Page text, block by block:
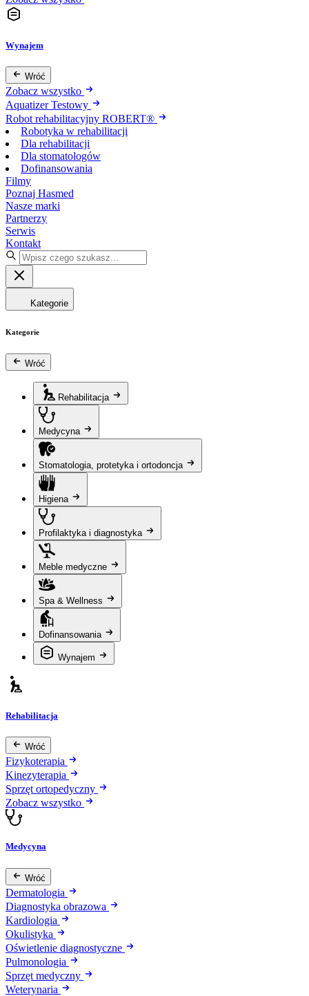
Wynajem
Wróć
Zobacz wszystko
Aquatizer Testowy
Robot rehabilitacyjny ROBERT®
Robotyka w rehabilitacji
Dla rehabilitacji
Dla stomatologów
Dofinansowania
Filmy
Poznaj Hasmed
Nasze marki
Partnerzy
Serwis
Kontakt
Kategorie
Kategorie
Wróć
Rehabilitacja
Medycyna
Stomatologia, protetyka i ortodoncja
Higiena
Profilaktyka i diagnostyka
Meble medyczne
Spa & Wellness
Dofinansowania
Wynajem
Rehabilitacja
Wróć
Fizykoterapia
Kinezyterapia
Sprzęt ortopedyczny
Zobacz wszystko
Medycyna
Wróć
Dermatologia
Diagnostyka obrazowa
Kardiologia
Okulistyka
Oświetlenie diagnostyczne
Pulmonologia
Sprzęt medyczny
Weterynaria